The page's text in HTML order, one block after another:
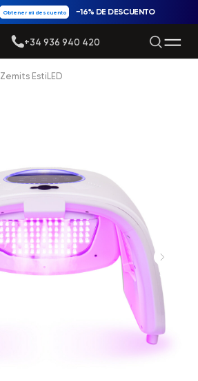
Obtener mi descuento −16% DE DESCUENTO
+34 936 940 420
Zemits EstiLED